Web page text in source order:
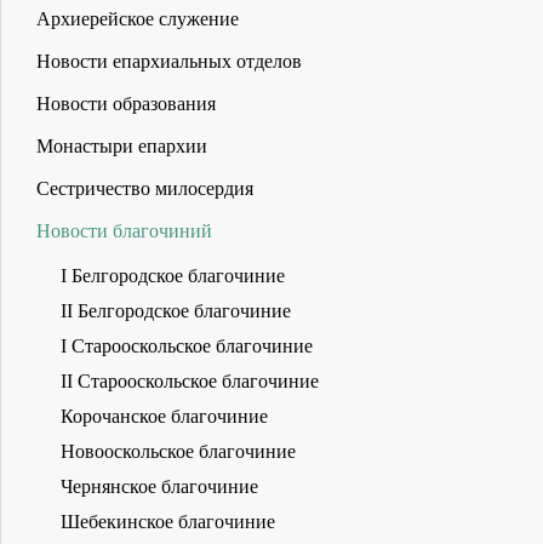
Архиерейское служение
Новости епархиальных отделов
Новости образования
Монастыри епархии
Сестричество милосердия
Новости благочиний
I Белгородское благочиние
II Белгородское благочиние
I Старооскольское благочиние
II Старооскольское благочиние
Корочанское благочиние
Новооскольское благочиние
Чернянское благочиние
Шебекинское благочиние